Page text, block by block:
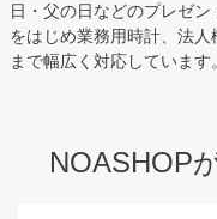
日・父の日などのプレゼ
をはじめ業務用時計、法
まで幅広く対応しています。
NOASHOP